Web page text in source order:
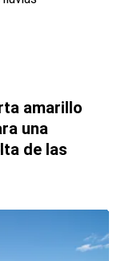
amarillo
una
de las